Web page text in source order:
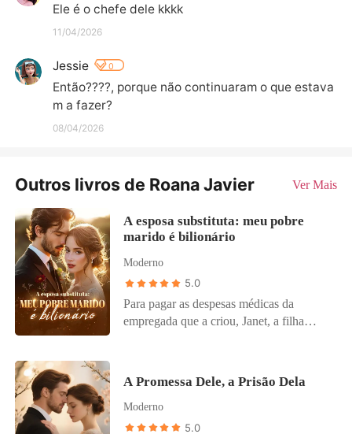
Ele é o chefe dele kkkk
11/04/2026
Jessie 0
Então????, porque não continuaram o que estava
m a fazer?
08/04/2026
Outros livros de Roana Javier Ver Mais
A esposa substituta: meu pobre
marido é bilionário
Moderno
5.0
Para pagar as despesas médicas da
empregada que a criou, Janet, a filha
pobre homem apareceu na televisão como
um magnata poderoso no dia seguinte.
Desconfiada, Janet decidiu confrontá-lo,
A Promessa Dele, a Prisão Dela
Moderno
5.0